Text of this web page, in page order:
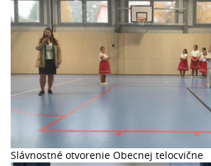
Slávnostné otvorenie Obecnej telocvične